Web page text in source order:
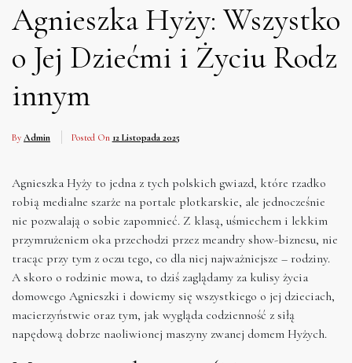
Agnieszka Hyży: Wszystko
o Jej Dziećmi i Życiu Rodz
innym
By Admin Posted On 12 Listopada 2025
Agnieszka Hyży to jedna z tych polskich gwiazd, które rzadko
robią medialne szarże na portale plotkarskie, ale jednocześnie
nie pozwalają o sobie zapomnieć. Z klasą, uśmiechem i lekkim
przymrużeniem oka przechodzi przez meandry show-biznesu, nie
tracąc przy tym z oczu tego, co dla niej najważniejsze – rodziny.
A skoro o rodzinie mowa, to dziś zaglądamy za kulisy życia
domowego Agnieszki i dowiemy się wszystkiego o jej dzieciach,
macierzyństwie oraz tym, jak wygląda codzienność z siłą
napędową dobrze naoliwionej maszyny zwanej domem Hyżych.